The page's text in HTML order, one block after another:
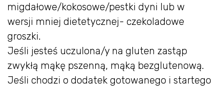
migdałowe/kokosowe/pestki dyni lub w
wersji mniej dietetycznej- czekoladowe
groszki.
Jeśli jesteś uczulona/y na gluten zastąp
zwykłą mąkę pszenną, mąką bezglutenową.
Jeśli chodzi o dodatek gotowanego i startego